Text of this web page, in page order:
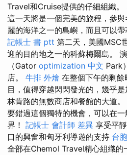
Travel和Cruise提供的仔細組織。
這一天將是一個完美的旅程，參
麗的海洋之一的島嶼，而且可以帶
記帳士 書 ptt 第二天，美國MSC
迎的目的地之一的科蘇梅爾島。
（Gator optimization 中文 Park
店。 牛排 外燴 在整個下午的剩
目，值得穿越閃閃發光的，幾乎
林肯路的無數商店和餐館的大道。
要錯過這個獨特的機會，可以在
界！ 記帳士 會計師 差異 享受平
口的興奮和匈牙利導遊的支持 台
全部在Chemol Travel精心組織的